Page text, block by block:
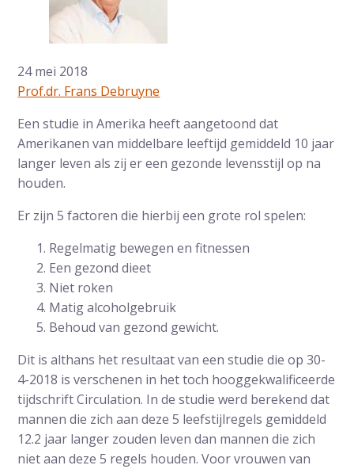
24 mei 2018
Prof.dr. Frans Debruyne
Een studie in Amerika heeft aangetoond dat
Amerikanen van middelbare leeftijd gemiddeld 10 jaar
langer leven als zij er een gezonde levensstijl op na
houden.
Er zijn 5 factoren die hierbij een grote rol spelen:
Regelmatig bewegen en fitnessen
Een gezond dieet
Niet roken
Matig alcoholgebruik
Behoud van gezond gewicht.
Dit is althans het resultaat van een studie die op 30-
4-2018 is verschenen in het toch hooggekwalificeerde
tijdschrift Circulation. In de studie werd berekend dat
mannen die zich aan deze 5 leefstijlregels gemiddeld
12.2 jaar langer zouden leven dan mannen die zich
niet aan deze 5 regels houden. Voor vrouwen van